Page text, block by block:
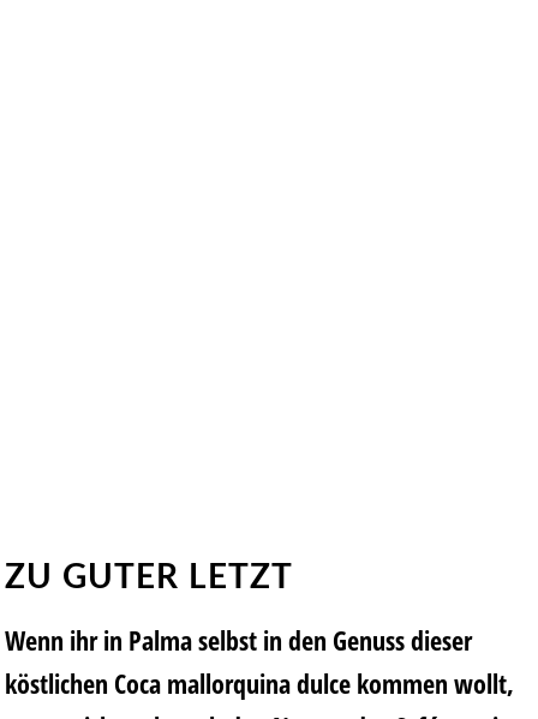
ZU GUTER LETZT
Wenn ihr in Palma selbst in den Genuss dieser
köstlichen Coca mallorquina dulce kommen wollt,